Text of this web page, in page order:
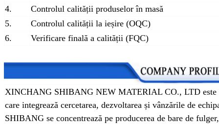
4.
Controlul calității produselor în masă
5.
Controlul calității la ieșire (OQC)
6.
Verificare finală a calității (FQC)
XINCHANG SHIBANG NEW MATERIAL CO., LTD este
care integrează cercetarea, dezvoltarea și vânzările de
SHIBANG se concentrează pe producerea de bare de